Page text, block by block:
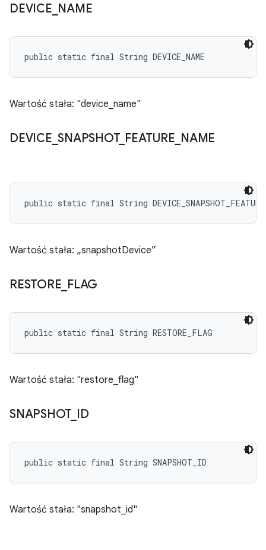
DEVICE NAME
public static final String DEVICE_NAME
Wartość stała: "device_name"
DEVICE _SNAPSHOT_ FEATURE NAME
public static final String
Wartość stała: „snapshotDevice”
RESTORE FLAG
public static final String RESTORE_FLAG
Wartość stała: "restore_flag"
SNAPSHOT_ ID
public static final String SNAPSHOT_ID
Wartość stała: "snapshot_id"